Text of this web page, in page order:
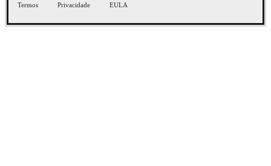
Termos Privacidade EULA